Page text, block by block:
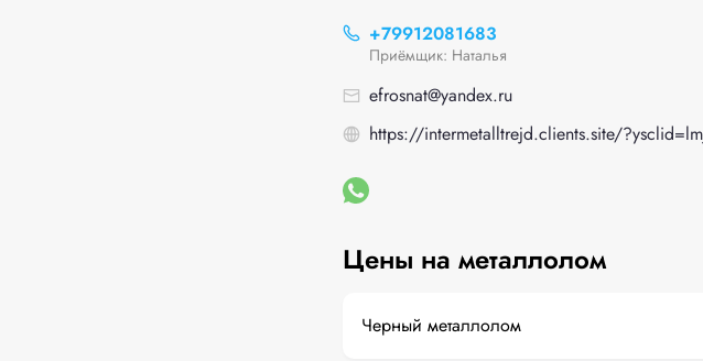
+79912081683
Приёмщик: Наталья
efrosnat@yandex.ru
https://intermetalltrejd.clients.site/
Цены на металлолом
Черный металлолом